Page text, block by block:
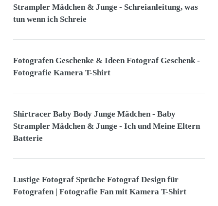
Strampler Mädchen & Junge - Schreianleitung, was
tun wenn ich Schreie
Fotografen Geschenke & Ideen Fotograf Geschenk -
Fotografie Kamera T-Shirt
Shirtracer Baby Body Junge Mädchen - Baby
Strampler Mädchen & Junge - Ich und Meine Eltern
Batterie
Lustige Fotograf Sprüche Fotograf Design für
Fotografen | Fotografie Fan mit Kamera T-Shirt